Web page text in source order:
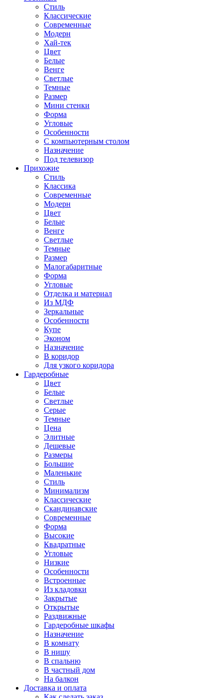
Стиль
Классические
Современные
Модерн
Хай-тек
Цвет
Белые
Венге
Светлые
Темные
Размер
Мини стенки
Форма
Угловые
Особенности
С компьютерным столом
Назначение
Под телевизор
Прихожие
Стиль
Классика
Современные
Модерн
Цвет
Белые
Венге
Светлые
Темные
Размер
Малогабаритные
Форма
Угловые
Отделка и материал
Из МДФ
Зеркальные
Особенности
Купе
Эконом
Назначение
В коридор
Для узкого коридора
Гардеробные
Цвет
Белые
Светлые
Серые
Темные
Цена
Элитные
Дешевые
Размеры
Большие
Маленькие
Стиль
Минимализм
Классические
Скандинавские
Современные
Форма
Высокие
Квадратные
Угловые
Низкие
Особенности
Встроенные
Из кладовки
Закрытые
Открытые
Раздвижные
Гардеробные шкафы
Назначение
В комнату
В нишу
В спальню
В частный дом
На балкон
Доставка и оплата